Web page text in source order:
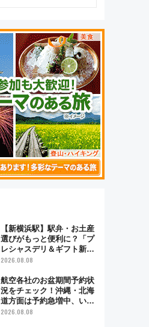
【新横浜駅】駅弁・お土産
選びがもっと便利に？「プ
レシャスデリ＆ギフト新横
浜」がオープン 場所や営
2026.08.08
航空各社のお盆期間予約状
況をチェック！沖縄・北海
道方面は予約急増中、いま
から狙うべき日は？
2026.08.08